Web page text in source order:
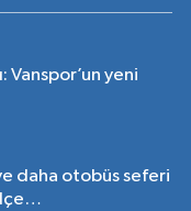
Vanspor’un yeni
daha otobüs seferi
ilçe…